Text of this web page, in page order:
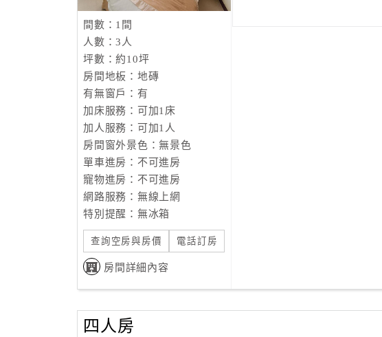
間數：1間
人數：3人
坪數：約10坪
房間地板：地磚
有無窗戶：有
加床服務：可加1床
加人服務：可加1人
房間窗外景色：無景色
單車進房：不可進房
寵物進房：不可進房
網路服務：無線上網
特別提醒：無冰箱
查詢空房與房價 電話訂房
房間詳細內容
四人房